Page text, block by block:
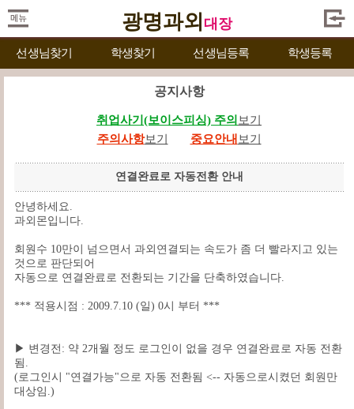
광명과외 대장
선생님찾기 학생찾기 선생님등록 학생등록
공지사항
취업사기(보이스피싱) 주의 보기
주의사항보기 중요안내 보기
연결완료로 자동전환 안내
안녕하세요.
과외몬입니다.
회원수 10만이 넘으면서 과외연결되는 속도가 좀 더 빨라지고 있는
것으로 판단되어
자동으로 연결완료로 전환되는 기간을 단축하였습니다.
*** 적용시점 : 2009.7.10 (일) 0시 부터 ***
▶ 변경전: 약 2개월 정도 로그인이 없을 경우 연결완료로 자동 전환
됨.
(로그인시 "연결가능"으로 자동 전환됨 <-- 자동으로시켰던 회원만
대상임.)